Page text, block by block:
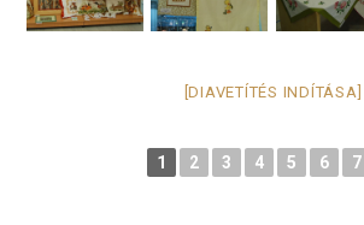
[DIAVETÍTÉS INDÍTÁSA]
1 2 3 4 5 6 7